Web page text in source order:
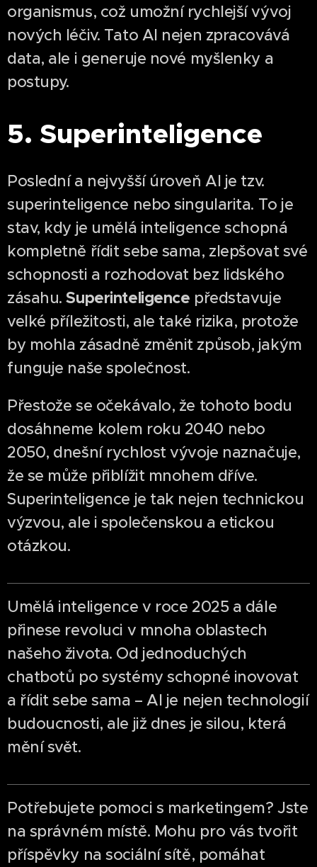
organismus, což umožní rychlejší vývoj
nových léčiv. Tato AI nejen zpracovává
data, ale i generuje nové myšlenky a
postupy.
5. Superinteligence
Poslední a nejvyšší úroveň AI je tzv.
superinteligence nebo singularita. To je
stav, kdy je umělá inteligence schopná
kompletně řídit sebe sama, zlepšovat své
schopnosti a rozhodovat bez lidského
zásahu.Superinteligence představuje
velké příležitosti, ale také rizika, protože
by mohla zásadně změnit způsob, jakým
funguje naše společnost.
Přestože se očekávalo, že tohoto bodu
dosáhneme kolem roku 2040 nebo
2050, dnešní rychlost vývoje naznačuje,
že se může přiblížit mnohem dříve.
Superinteligence je tak nejen technickou
výzvou, ale i společenskou a etickou
otázkou.
Umělá inteligence v roce 2025 a dále
přinese revoluci v mnoha oblastech
našeho života. Od jednoduchých
chatbotů po systémy schopné inovovat
a řídit sebe sama – AI je nejen technologií
budoucnosti, ale již dnes je silou, která
mění svět.
Potřebujete pomoci s marketingem? Jste
na správném místě. Mohu pro vás tvořit
příspěvky na sociální sítě, pomáhat